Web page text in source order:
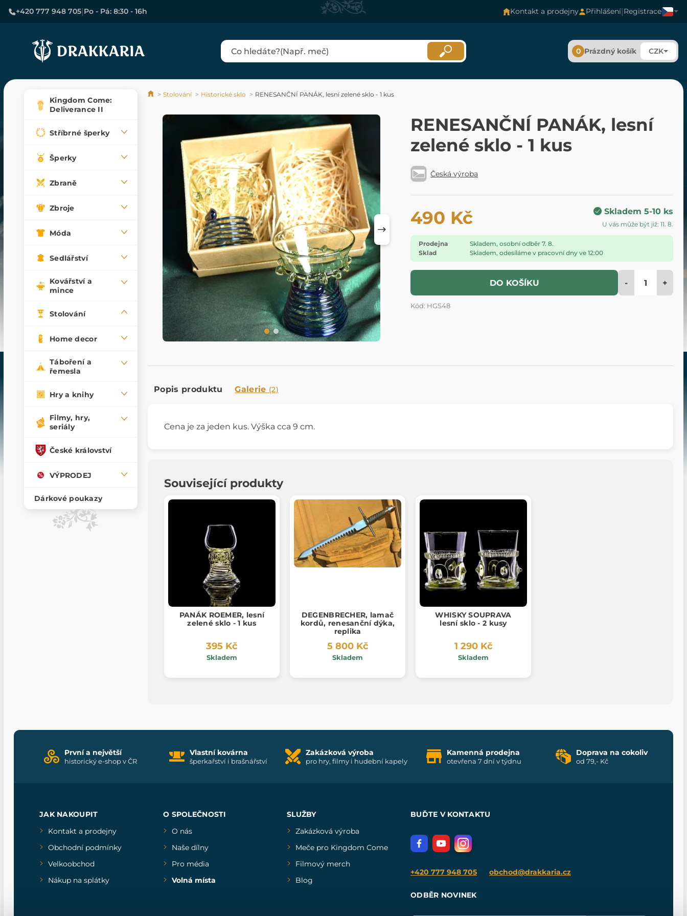
+420 777 948 705|Po - Pá: 8:30 - 16h Kontakt a prodejny Přihlášení|Registrace
0 Prázdný košík CZK
Kingdom Come:
Deliverance II
Stříbrné šperky
Šperky
Zbraně
Zbroje
Móda
Sedlářství
Kovářství a
mince
Stolování
Home decor
Táboření a
řemesla
Hry a knihy
Filmy, hry,
seriály
České království
VÝPRODEJ
Dárkové poukazy
Stolování Historické sklo RENESANČNÍ PANÁK, lesní zelené sklo - 1 kus
RENESANČNÍ PANÁK, lesní
zelené sklo - 1 kus
Česká výroba
490 Kč Skladem 5-10 ks
U vás může být již: 11. 8.
Prodejna
Skladem, osobní odběr 7. 8.
Sklad
Skladem, odesíláme v pracovní dny ve 12:00
DO KOŠÍKU - +
Kód: HGS48
Popis produktu Galerie (2)
Cena je za jeden kus. Výška cca 9 cm.
Související produkty
PANÁK ROEMER, lesní
zelené sklo - 1 kus
395 Kč
Skladem
DEGENBRECHER, lamač
kordů, renesanční dýka,
replika
5 800 Kč
Skladem
WHISKY SOUPRAVA
lesní sklo - 2 kusy
1 290 Kč
Skladem
První a největší
historický e-shop v ČR
Vlastní kovárna
šperkařství i brašnářství
Zakázková výroba
pro hry, filmy i hudební kapely
Kamenná prodejna
otevřena 7 dní v týdnu
Doprava na cokoliv
od 79,- Kč
JAK NAKOUPIT
Kontakt a prodejny
Obchodní podmínky
Velkoobchod
Nákup na splátky
O SPOLEČNOSTI
O nás
Naše dílny
Pro média
Volná místa
SLUŽBY
Zakázková výroba
Meče pro Kingdom Come
Filmový merch
Blog
BUĎTE V KONTAKTU
+420 777 948 705 obchod@drakkaria.cz
ODBĚR NOVINEK